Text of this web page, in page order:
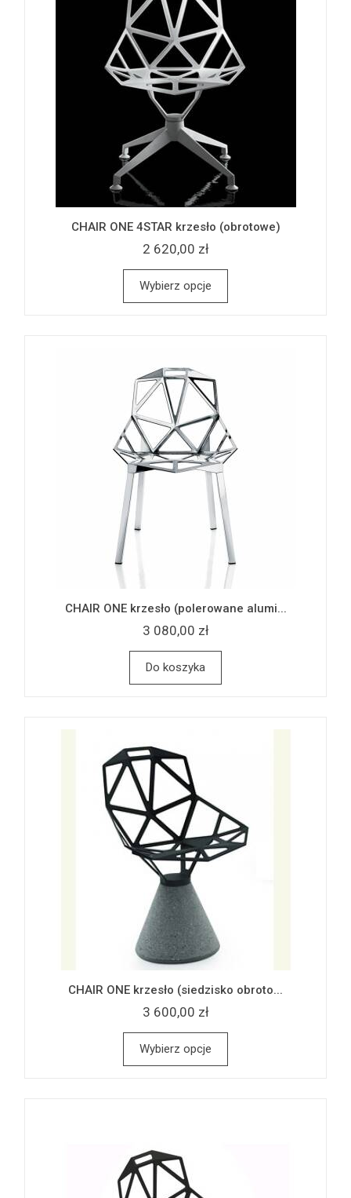
CHAIR ONE 4STAR krzesło (obrotowe)
2 620,00 zł
Wybierz opcje
CHAIR ONE krzesło (polerowane alumi...
3 080,00 zł
Do koszyka
CHAIR ONE krzesło (siedzisko obroto...
3 600,00 zł
Wybierz opcje